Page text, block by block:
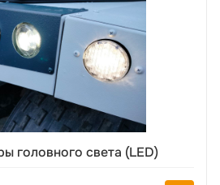
головного света (LED)